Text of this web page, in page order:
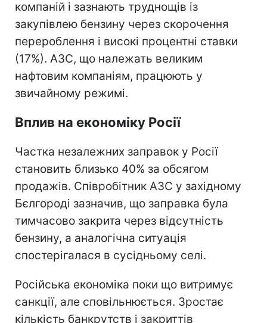
компаній і зазнають труднощів із
закупівлею бензину через скорочення
перероблення і високі процентні ставки
(17%). АЗС, що належать великим
нафтовим компаніям, працюють у
звичайному режимі.
Вплив на економіку Росії
Частка незалежних заправок у Росії
становить близько 40% за обсягом
продажів. Співробітник АЗС у західному
Бєлгороді зазначив, що заправка була
тимчасово закрита через відсутність
бензину, а аналогічна ситуація
спостерігалася в сусідньому селі.
Російська економіка поки що витримує
санкції, але сповільнюється. Зростає
кількість банкрутств і закриттів